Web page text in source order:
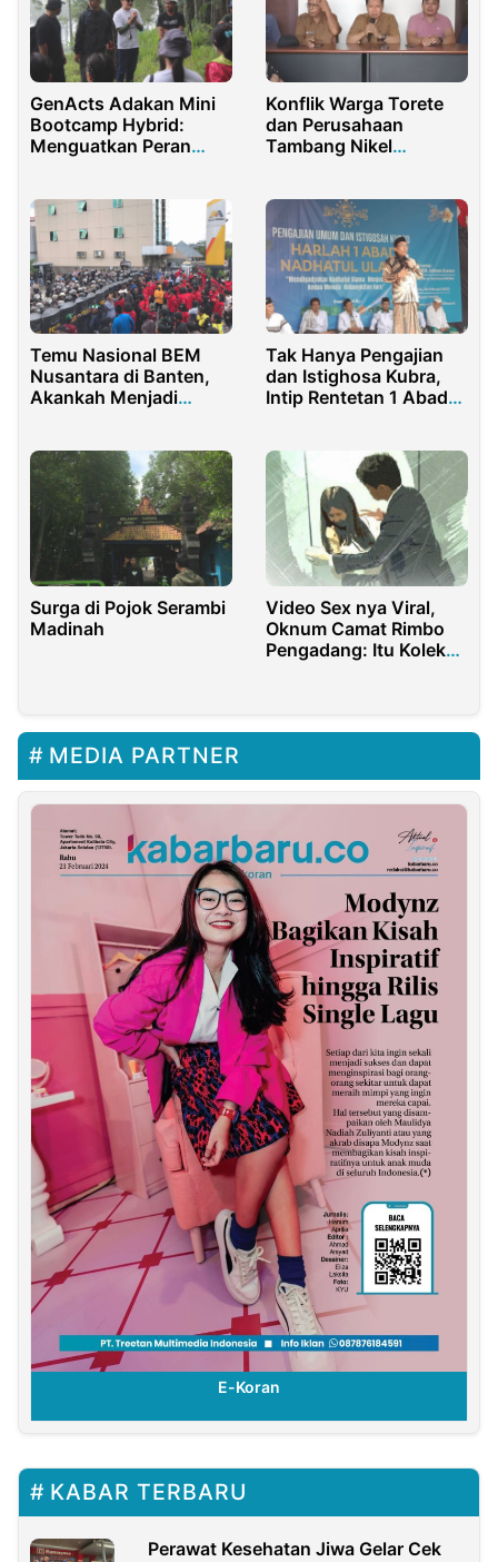
GenActs Adakan Mini
Bootcamp Hybrid:
Menguatkan Peran
Pelestarian Lingkungan
Konflik Warga Torete
dan Perusahaan
Tambang Nikel
Temu Nasional BEM
Nusantara di Banten,
Akankah Menjadi
Tak Hanya Pengajian
dan Istighosa Kubra,
Intip Rentetan 1 Abad
Surga di Pojok Serambi
Madinah
Video Sex nya Viral,
Oknum Camat Rimbo
Pengadang: Itu Koleksi
MEDIA PARTNER
E-Koran
KABAR TERBARU
Perawat Kesehatan Jiwa Gelar Cek